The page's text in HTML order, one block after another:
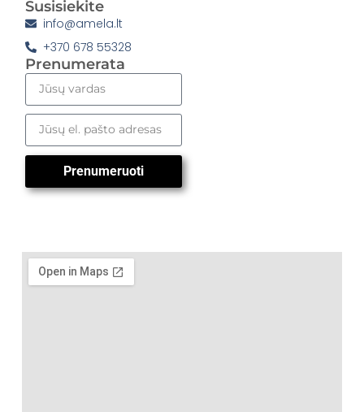
Susisiekite
info@amela.lt
+370 678 55328
Prenumerata
Prenumeruoti